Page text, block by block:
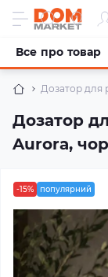
Дозатор для
Дозатор
Aurora,
Все про товар
-15% популярний